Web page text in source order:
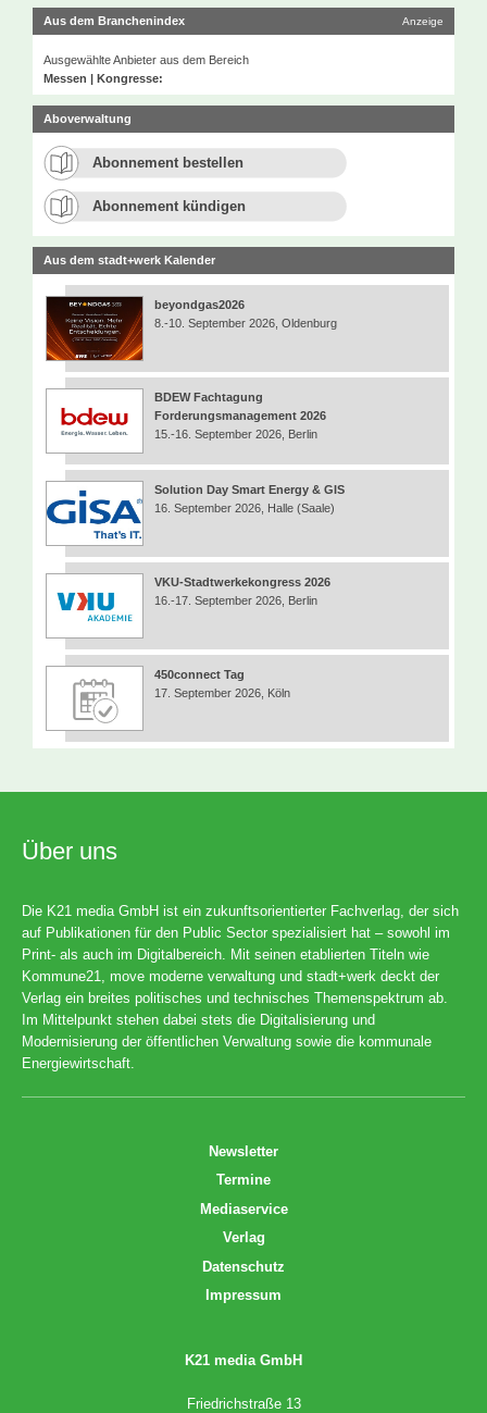
Aus dem Branchenindex Anzeige
Ausgewählte Anbieter aus dem Bereich
Messen | Kongresse:
Aboverwaltung
Abonnement bestellen
Abonnement kündigen
Aus dem stadt+werk Kalender
beyondgas2026
8.-10. September 2026, Oldenburg
BDEW Fachtagung
Forderungsmanagement 2026
15.-16. September 2026, Berlin
Solution Day Smart Energy & GIS
16. September 2026, Halle (Saale)
VKU-Stadtwerkekongress 2026
16.-17. September 2026, Berlin
450connect Tag
17. September 2026, Köln
Über uns
Die K21 media GmbH ist ein zukunftsorientierter Fachverlag, der sich
auf Publikationen für den Public Sector spezialisiert hat – sowohl im
Print- als auch im Digitalbereich. Mit seinen etablierten Titeln wie
Kommune21, move moderne verwaltung und stadt+werk deckt der
Verlag ein breites politisches und technisches Themenspektrum ab.
Im Mittelpunkt stehen dabei stets die Digitalisierung und
Modernisierung der öffentlichen Verwaltung sowie die kommunale
Energiewirtschaft.
Newsletter
Termine
Mediaservice
Verlag
Datenschutz
Impressum
K21 media GmbH
Friedrichstraße 13